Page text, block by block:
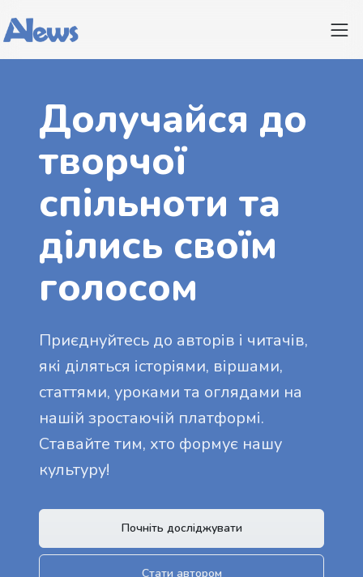
Долучайся до
творчої
спільноти та
ділись своїм
голосом
Приєднуйтесь до авторів і читачів,
які діляться історіями, віршами,
статтями, уроками та оглядами на
нашій зростаючій платформі.
Ставайте тим, хто формує нашу
культуру!
Почніть досліджувати
Стати автором